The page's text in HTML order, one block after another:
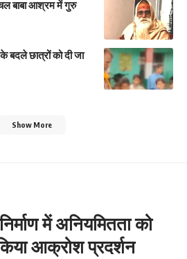
बाबा आश्रम में गुरु
बदले छात्रों को दी जा
Show More
में अनियमितता को
आक्रोश प्रदर्शन